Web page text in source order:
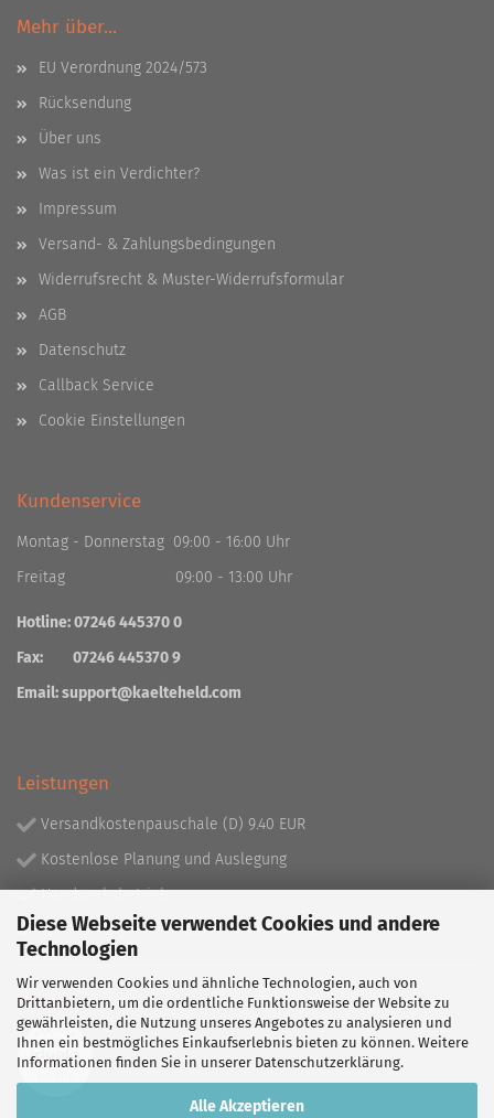
Diese Webseite verwendet Cookies und andere
Technologien
Wir verwenden Cookies und ähnliche Technologien, auch von
Drittanbietern, um die ordentliche Funktionsweise der Website zu
gewährleisten, die Nutzung unseres Angebotes zu analysieren und
Ihnen ein bestmögliches Einkaufserlebnis bieten zu können. Weitere
Informationen finden Sie in unserer Datenschutzerklärung.
Alle Akzeptieren
Mehr über...
EU Verordnung 2024/573
Rücksendung
Über uns
Was ist ein Verdichter?
Impressum
Versand- & Zahlungsbedingungen
Widerrufsrecht & Muster-Widerrufsformular
AGB
Datenschutz
Callback Service
Cookie Einstellungen
Kundenservice
Montag - Donnerstag 09:00 - 16:00 Uhr
Freitag 09:00 - 13:00 Uhr
Hotline: 07246 445370 0
Fax: 07246 445370 9
Email:support@kaelteheld.com
Leistungen
Versandkostenpauschale (D) 9.40 EUR
Kostenlose Planung und Auslegung
Handwerksbetrieb
Lieferprogramm mit über 130.000 Artikeln!
Partner